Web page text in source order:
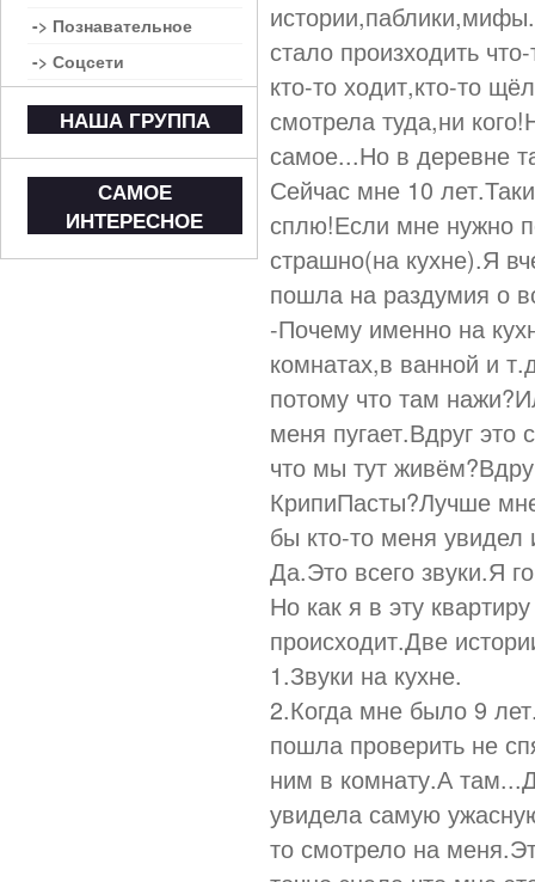
стало произходить
кто-то ходит,кто-то
смотрела туда,ни
самое...Но в деревне
Сейчас мне 10
сплю!Если мне нужно
страшно(на кухне).Я
пошла на раздумия о
-Почему именно на
комнатах,в ванной и
потому что там
меня пугает.Вдруг это
что мы тут
КрипиПасты?Лучше
бы кто-то меня увидел
Да.Это всего звуки.Я
Но как я в эту
происходит.Две
1.Звуки на кухне.
2.Когда мне было 9
пошла проверить не
ним в комнату.А
увидела самую
то смотрело на
-> Познавательное
-> Соцсети
НАША ГРУППА
САМОЕ
ИНТЕРЕСНОЕ